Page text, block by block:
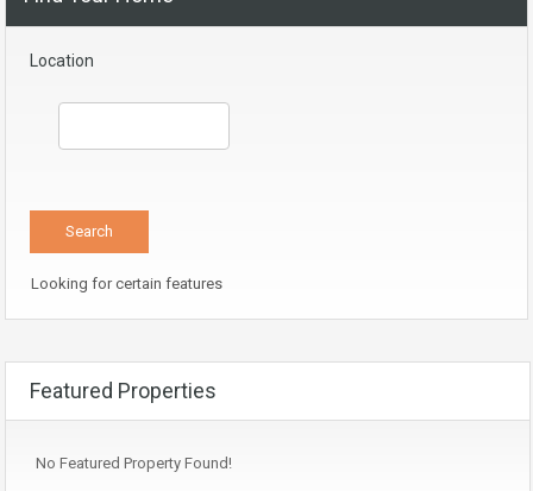
Location
Looking for certain features
Featured Properties
No Featured Property Found!